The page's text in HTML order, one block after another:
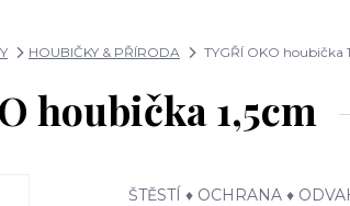
HOUBIČKY & PŘÍRODA TYGŘÍ OKO houbička
houbička 1,5cm
ŠTĚSTÍ ♦ OCHRANA ♦